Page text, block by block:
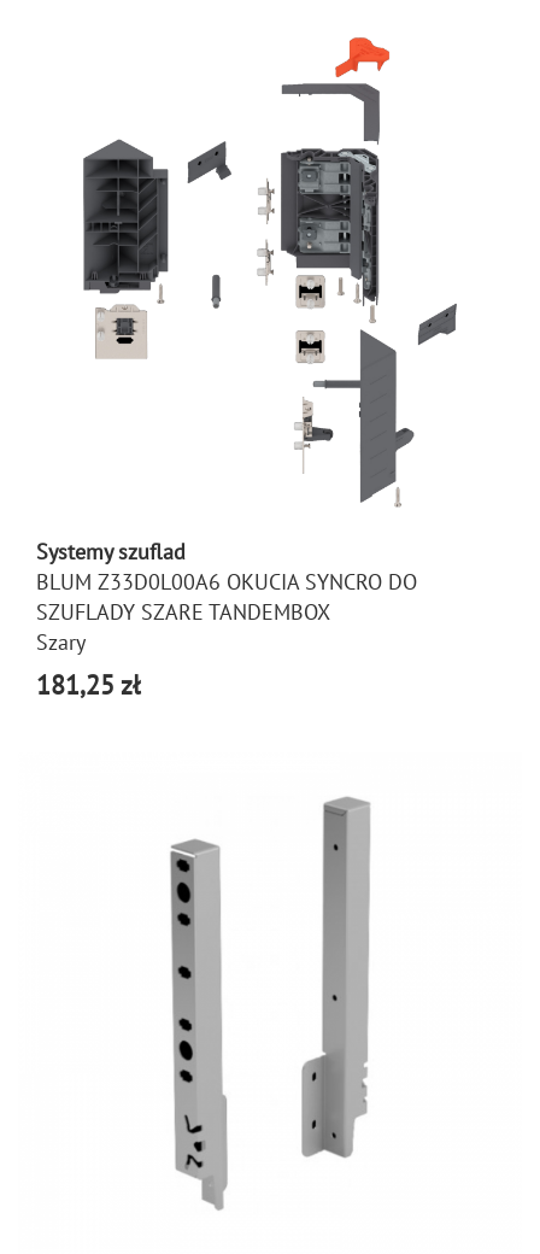
Systemy szuflad
BLUM Z33D0L00A6 OKUCIA SYNCRO DO
SZUFLADY SZARE TANDEMBOX
Szary
181,25 zł